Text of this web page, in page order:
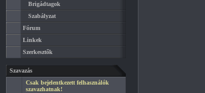
Brigádtagok
Szabályzat
Fórum
Linkek
Szerkesztők
Szavazás
Csak bejelentkezett felhasználók
szavazhatnak!